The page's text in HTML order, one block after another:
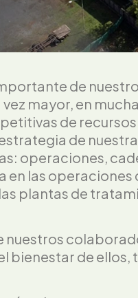
de
mayor, en
de recursos
de
operaciones,
en las
plantas de
nuestros
bienestar de